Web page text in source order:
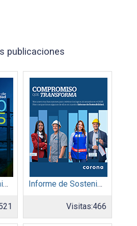
publicaciones
Informe de Sostenibilidad 2025: Afinia filial del Grupo EPM Informe de Sostenibilidad 2025: Organización Corona
Visitas:466